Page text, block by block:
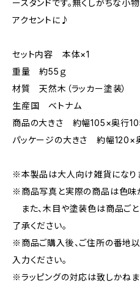
ースタンドです。無くしがちな小
アクセントに♪
セット内容 本体×1
重量 約55ｇ
材質 天然木（ラッカー塗装）
生産国 ベトナム
商品の大きさ 約幅105×奥行
パッケージの大きさ 約幅120×
※本製品は大人向け雑貨になり
※商品写真と実際の商品は色味
また、木目や塗装色は商品ご
了承ください。
※商品ご購入後、ご住所の番地
入力ください。
※ラッピングの対応は致しかねま